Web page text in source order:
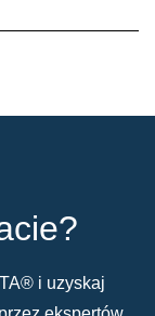
i uzyskaj